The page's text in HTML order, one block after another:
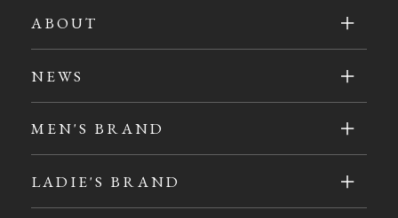
ABOUT
NEWS
MEN'S BRAND
LADIE'S BRAND